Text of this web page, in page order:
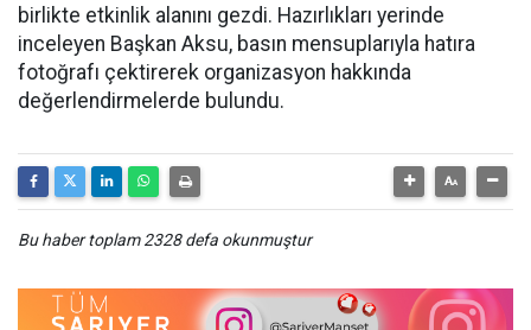
birlikte etkinlik alanını gezdi. Hazırlıkları yerinde
inceleyen Başkan Aksu, basın mensuplarıyla hatıra
fotoğrafı çektirerek organizasyon hakkında
değerlendirmelerde bulundu.
Bu haber toplam 2328 defa okunmuştur